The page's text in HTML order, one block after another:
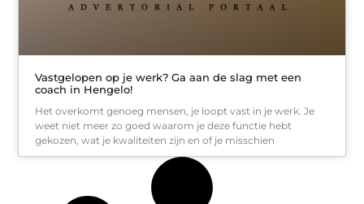
Vastgelopen op je werk? Ga aan de slag met een
coach in Hengelo!
Het overkomt genoeg mensen, je loopt vast in je werk. Je
weet niet meer zo goed waarom je deze functie hebt
gekozen, wat je kwaliteiten zijn en of je misschien